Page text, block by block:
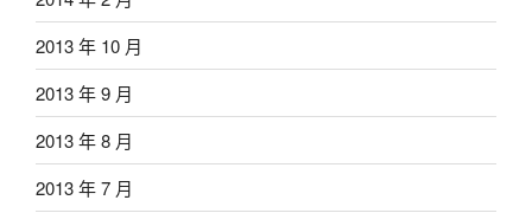
2013 年 10 月
2013 年 9 月
2013 年 8 月
2013 年 7 月